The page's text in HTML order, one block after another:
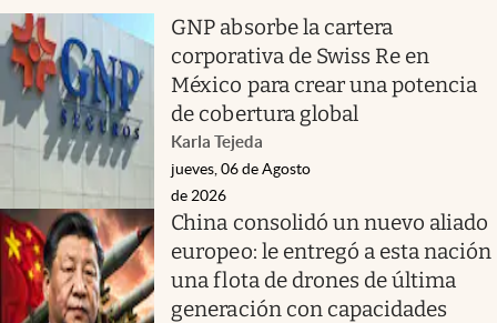
GNP absorbe la cartera
corporativa de Swiss Re en
México para crear una potencia
de cobertura global
Karla Tejeda
jueves, 06 de Agosto
de 2026
China consolidó un nuevo aliado
europeo: le entregó a esta nación
una flota de drones de última
generación con capacidades